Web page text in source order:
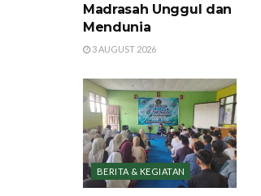
Madrasah Unggul dan
Mendunia
3 AUGUST 2026
BERITA & KEGIATAN